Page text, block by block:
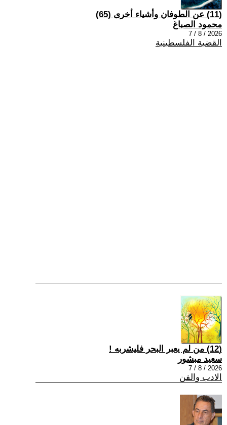
(11) عن الطوفان وأشياء أخرى (65)
محمود الصباغ
2026 / 8 / 7
القضية الفلسطينية
(12) من لم يعبر البحر فليشربه !
سعيد مبشور
2026 / 8 / 7
الادب والفن